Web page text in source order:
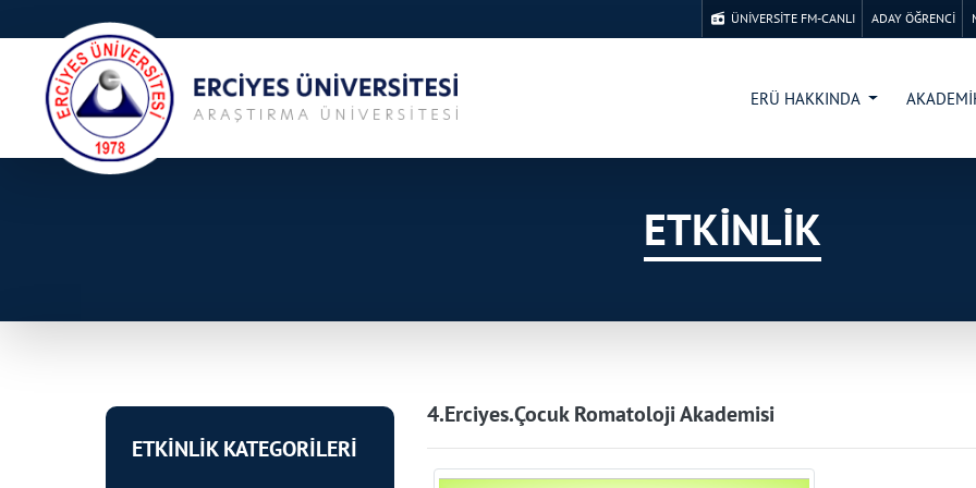
ÜNİVERSİTE FM-CANLI ADAY ÖĞRENCİ
ERÜ HAKKINDA
ETKİNLİK
ETKİNLİK KATEGORİLERİ
4.Erciyes.Çocuk Romatoloji Akademisi